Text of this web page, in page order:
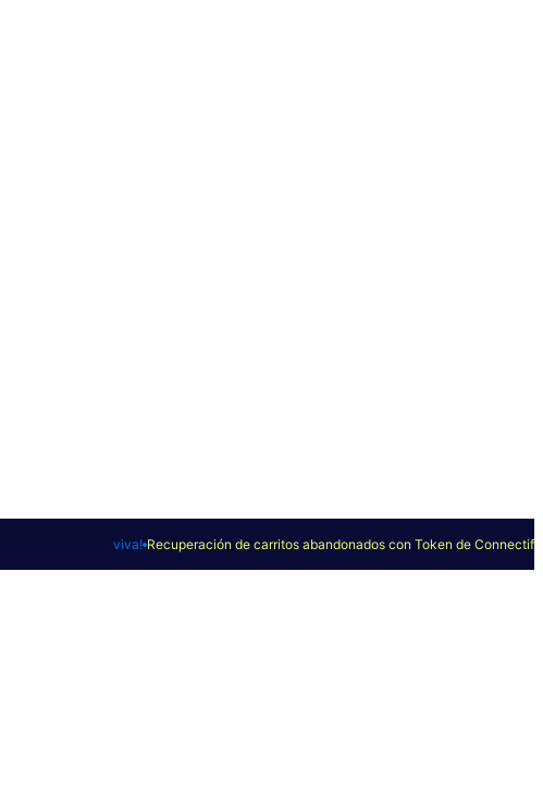
viva! Recuperación de carritos abandonados con Token de Connectif